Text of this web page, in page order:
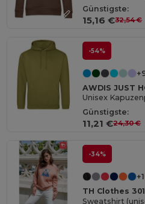
Günstigste:
15,16 €32,54 €
-54%
AWDIS JUST
Unisex
Günstigste:
11,21 €24,30 €
-34%
TH Clothes